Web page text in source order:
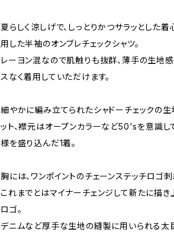
夏らしく涼しげで、しっとりかつサラッとした
用した半袖のオンブレチェックシャツ。
レーヨン混なので肌触りも抜群、薄手の生地
スなく着用していただけます。
細やかに編み立てられたシャドーチェックの
ット、襟元はオープンカラーなど50'sを意識し
様を盛り込んだ1着。
胸には、ワンポイントのチェーンステッチロゴ刺
これまでとはマイナーチェンジして新たに描
ロゴ。
デニムなど厚手な生地の縫製に用いられる太